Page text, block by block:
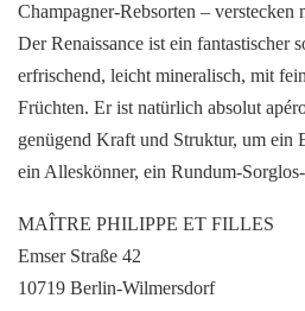
Champagner-Rebsorten – verstecken
Der Renaissance ist ein fantastischer
erfrischend, leicht mineralisch, mit
Früchten. Er ist natürlich absolut
genügend Kraft und Struktur, um ein
ein Alleskönner, ein Rundum-
MAÎTRE PHILIPPE ET FILLES
Emser Straße 42
10719 Berlin-Wilmersdorf